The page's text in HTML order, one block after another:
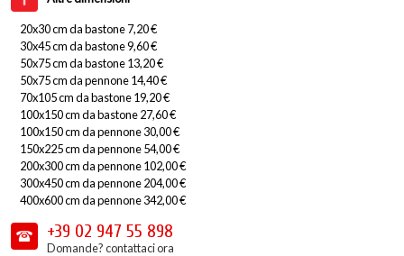
20x30 cm da bastone 7,20 €
30x45 cm da bastone 9,60 €
50x75 cm da bastone 13,20 €
50x75 cm da pennone 14,40 €
70x105 cm da bastone 19,20 €
100x150 cm da bastone 27,60 €
100x150 cm da pennone 30,00 €
150x225 cm da pennone 54,00 €
200x300 cm da pennone 102,00 €
300x450 cm da pennone 204,00 €
400x600 cm da pennone 342,00 €
+39 02 947 55 898
Domande? contattaci ora